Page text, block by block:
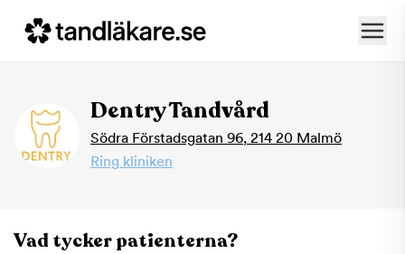
Dentry Tandvård
Södra Förstadsgatan 96, 214 20 Malmö
Ring kliniken
Vad tycker patienterna?